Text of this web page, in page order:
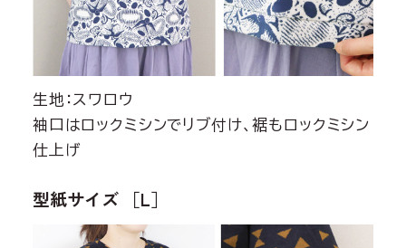
生地：スワロウ
袖口はロックミシンでリブ付け、裾もロックミシン
仕上げ
型紙サイズ ［L］